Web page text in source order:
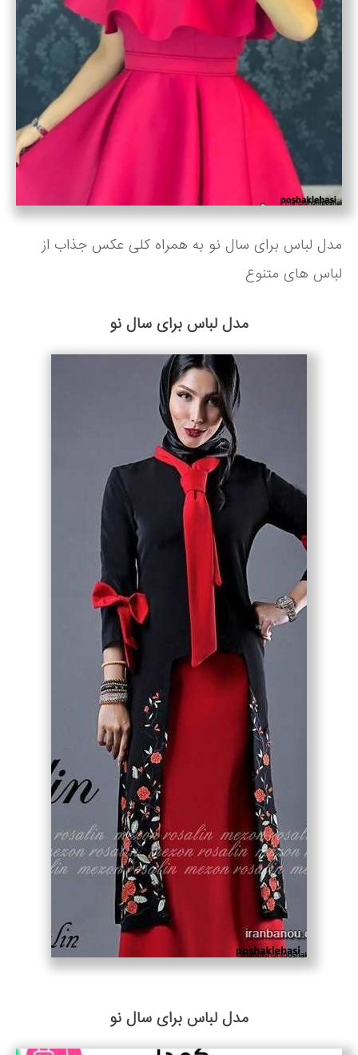
مدل لباس برای سال نو به همراه کلی عکس جذاب از
لباس های متنوع
مدل لباس برای سال نو
مدل لباس برای سال نو